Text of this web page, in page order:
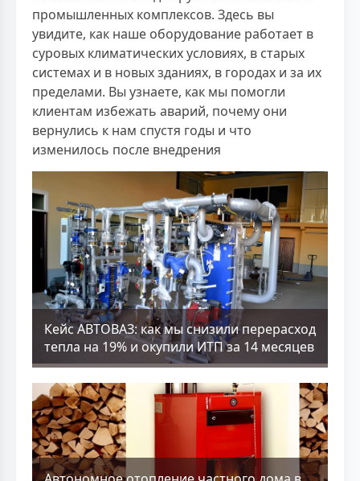
промышленных комплексов. Здесь вы
увидите, как наше оборудование работает в
суровых климатических условиях, в старых
системах и в новых зданиях, в городах и за их
пределами. Вы узнаете, как мы помогли
клиентам избежать аварий, почему они
вернулись к нам спустя годы и что
изменилось после внедрения
Кейс АВТОВАЗ: как мы снизили перерасход
тепла на 19% и окупили ИТП за 14 месяцев